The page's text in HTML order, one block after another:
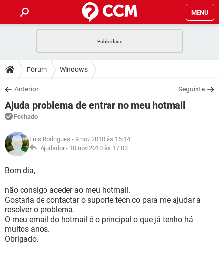
MENU
CELULAR
OUTLOOK
INSTAGRAM GMAIL
GUIA DE COMPRAS
DICAS
JOGOS
OUTLOOK
INSTAGRAM
GUIA DE COMPRAS
DOWNLOADS
JOGOS WHATSAPP
CELULAR
OUTLOOK EXCEL
INSTAGRAM
GUIA DE COMPRAS
FÓRUM
JOGOS
CELULAR FACEBOOK
GUIA DE COMPRAS
GLOSSÁRIO
JOGOS
CELULAR
OUTLOOK EXCEL
INSTAGRAM
GUIA DE COMPRAS
Fórum Windows
Anterior Seguinte
Ajuda problema de entrar no meu hotmail
Fechado
Luis Rodrigues - 9 nov 2010 às 16:14
Ajudador - 10 nov 2010 às 17:03
Bom dia,
não consigo aceder ao meu hotmail.
Gostaria de contactar o suporte técnico para me ajudar a
resolver o problema.
O meu email do hotmail é o principal o que já tenho há
muitos anos.
Obrigado.